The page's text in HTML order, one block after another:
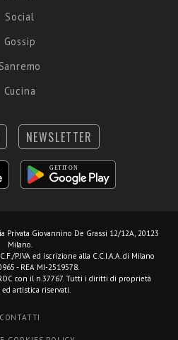
Social
Gossip
Cucina
NEWSLETTER
Privata Giovannino De Grassi 12/12A, 20123
Milano.
P.IVA ed iscrizione alla C.C.I.A.A. di Milano
- REA MI-2519578.
con il n.37767. Tutti i diritti di proprietà
artistica riservati.
CONTATTI